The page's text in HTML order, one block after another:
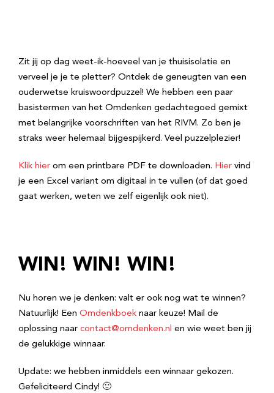
Zit jij op dag weet-ik-hoeveel van je thuisisolatie en
verveel je je te pletter? Ontdek de geneugten van een
ouderwetse kruiswoordpuzzel! We hebben een paar
basistermen van het Omdenken gedachtegoed gemixt
met belangrijke voorschriften van het RIVM. Zo ben je
straks weer helemaal bijgespijkerd. Veel puzzelplezier!
Klik hier om een printbare PDF te downloaden. Hier vind
je een Excel variant om digitaal in te vullen (of dat goed
gaat werken, weten we zelf eigenlijk ook niet).
WIN! WIN! WIN!
Nu horen we je denken: valt er ook nog wat te winnen?
Natuurlijk! Een Omdenkboek naar keuze! Mail de
oplossing naar contact@omdenken.nl en wie weet ben jij
de gelukkige winnaar.
Update: we hebben inmiddels een winnaar gekozen.
Gefeliciteerd Cindy! 🙂